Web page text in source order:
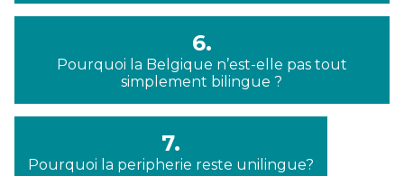
6.
Pourquoi la Belgique n’est-elle pas tout
simplement bilingue ?
7.
Pourquoi la peripherie reste unilingue?